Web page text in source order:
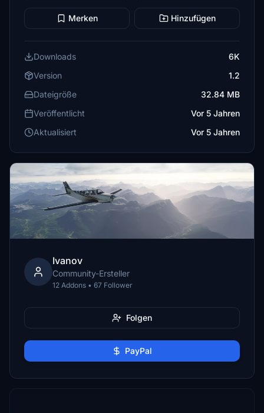
Merken Hinzufügen
Downloads
6K
Version
1.2
Dateigröße
32.84 MB
Veröffentlicht
Vor 5 Jahren
Aktualisiert
Vor 5 Jahren
Ivanov
Community-Ersteller
12 Addons • 67 Follower
Folgen
PayPal